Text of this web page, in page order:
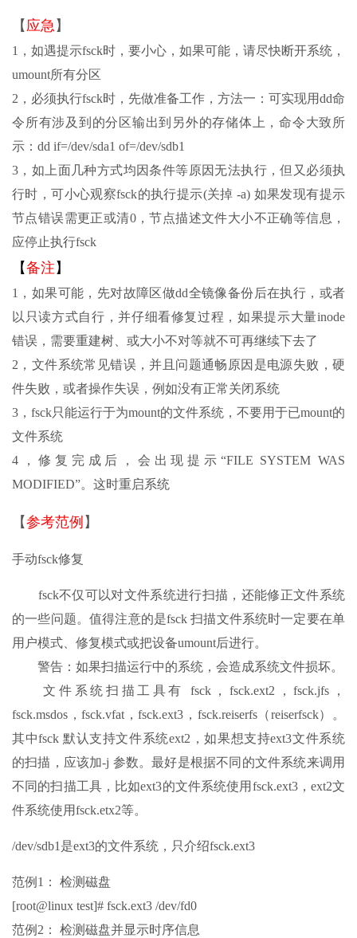
【 应急 】
1，如遇提示fsck时，要小心，如果可能，请尽快断开系统，
umount所有分区
2，必须执行fsck时，先做准备工作，方法一：可实现用dd命
令所有涉及到的分区输出到另外的存储体上，命令大致所
示：dd if=/dev/sda1 of=/dev/sdb1
3，如上面几种方式均因条件等原因无法执行，但又必须执
行时，可小心观察fsck的执行提示(关掉 -a) 如果发现有提示
节点错误需更正或清0，节点描述文件大小不正确等信息，
应停止执行fsck
【备注 】
1，如果可能，先对故障区做dd全镜像备份后在执行，或者
以只读方式自行，并仔细看修复过程，如果提示大量inode
错误，需要重建树、或大小不对等就不可再继续下去了
2，文件系统常见错误，并且问题通畅原因是电源失败，硬
件失败，或者操作失误，例如没有正常关闭系统
3，fsck只能运行于为mount的文件系统，不要用于已mount的
文件系统
4，修复完成后，会出现提示“FILE SYSTEM WAS
MODIFIED”。这时重启系统
【参考范例 】
手动fsck修复
fsck不仅可以对文件系统进行扫描，还能修正文件系统
的一些问题。值得注意的是fsck 扫描文件系统时一定要在单
用户模式、修复模式或把设备umount后进行。
警告：如果扫描运行中的系统，会造成系统文件损坏。
文件系统扫描工具有 fsck，fsck.ext2，fsck.jfs，
fsck.msdos，fsck.vfat，fsck.ext3，fsck.reiserfs（reiserfsck）。
其中fsck 默认支持文件系统ext2，如果想支持ext3文件系统
的扫描，应该加-j 参数。最好是根据不同的文件系统来调用
不同的扫描工具，比如ext3的文件系统使用fsck.ext3，ext2文
件系统使用fsck.etx2等。
/dev/sdb1是ext3的文件系统，只介绍fsck.ext3
范例1： 检测磁盘
[root@linux test]# fsck.ext3 /dev/fd0
范例2： 检测磁盘并显示时序信息